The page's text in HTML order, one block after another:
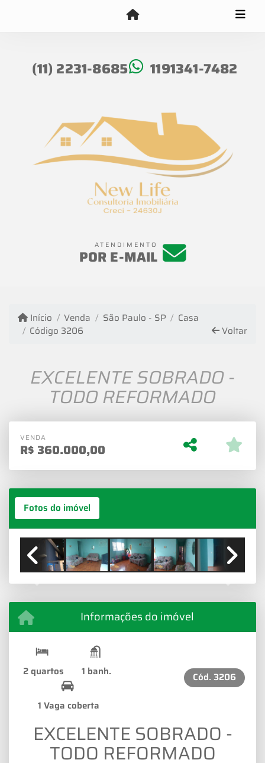
(11) 2231-8685 1191341-7482
ATENDIMENTO
POR E-MAIL
Início Venda São Paulo - SP
Casa
Código 3206
Voltar
EXCELENTE SOBRADO -
TODO REFORMADO
VENDA
R$ 360.000,00
Fotos do imóvel
Previous Next
Informações do imóvel
2 quartos 1 banh.
1 Vaga coberta
Cód. 3206
EXCELENTE SOBRADO -
TODO REFORMADO